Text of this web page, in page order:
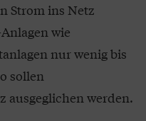
Strom ins Netz
wie
nur wenig bis
sollen
ausgeglichen werden.